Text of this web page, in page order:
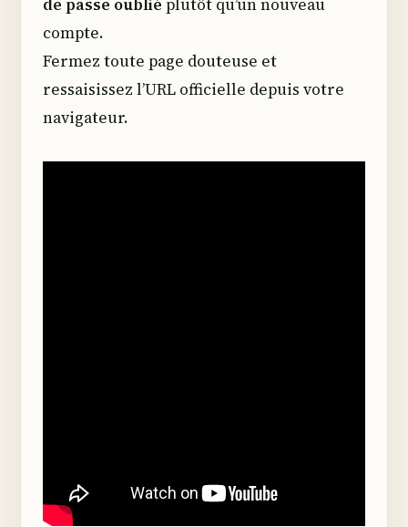
compte.
Fermez toute page douteuse et
ressaisissez l’URL officielle depuis votre
navigateur.